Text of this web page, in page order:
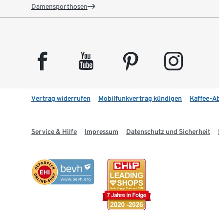
Damensporthosen
facebook youtube pinterest instagram
Vertrag widerrufen Mobilfunkvertrag kündigen Kaffee-
Service & Hilfe Impressum Datenschutz und Sicherheit